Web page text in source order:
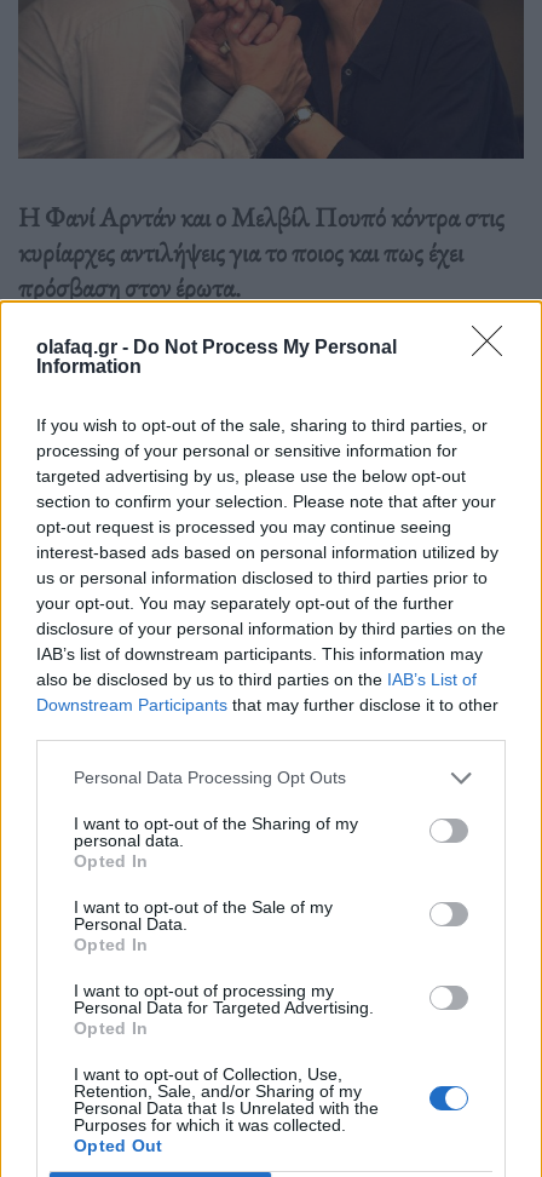
olafaq.gr - Do Not Process My Personal
Information
If you wish to opt-out of the sale, sharing to third parties, or
processing of your personal or sensitive information for
targeted advertising by us, please use the below opt-out
section to confirm your selection. Please note that after your
opt-out request is processed you may continue seeing
interest-based ads based on personal information utilized by
us or personal information disclosed to third parties prior to
your opt-out. You may separately opt-out of the further
disclosure of your personal information by third parties on the
IAB’s list of downstream participants. This information may
also be disclosed by us to third parties on the IAB’s List of
Downstream Participants that may further disclose it to other
Personal Data Processing Opt Outs
I want to opt-out of the Sharing of my
personal data.
Opted In
I want to opt-out of the Sale of my
Personal Data.
Opted In
I want to opt-out of processing my
Personal Data for Targeted Advertising.
Opted In
I want to opt-out of Collection, Use,
Retention, Sale, and/or Sharing of my
Personal Data that Is Unrelated with the
Purposes for which it was collected.
Opted Out
Η Φανί Αρντάν και ο Μελβίλ Πουπό κόντρα στις
κυρίαρχες αντιλήψεις για το ποιος και πως έχει
πρόσβαση στον έρωτα.
Διαβάστε περισσότερα→
Δημοσιεύθηκε σεΑπόψεις| Taggedαντίληψη,Έρωτας ,ηλικία,
Εραστές
σχεση σωμα
Εφημερίδα
«An Immense World»: Ταξίδι στον κόσμο των ζώων που δεν
μπορούν να αντιληφθούν οι άνθρωποι
Ένα βιβλίο για την ποικιλομορφία της
αντίληψης στον κόσμο των ζώων και τους
περιορισμούς της ανθρώπινης αντίληψης.
27.06.2022